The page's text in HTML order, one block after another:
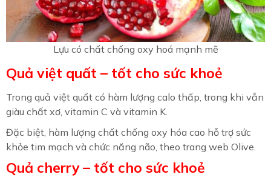
Lựu có chất chống oxy hoá mạnh mẽ
Quả việt quất – tốt cho sức khoẻ
Trong quả việt quất có hàm lượng calo thấp, trong khi vẫn
giàu chất xơ, vitamin C và vitamin K.
Đặc biệt, hàm lượng chất chống oxy hóa cao hỗ trợ sức
khỏe tim mạch và chức năng não, theo trang web Olive.
Quả cherry – tốt cho sức khoẻ